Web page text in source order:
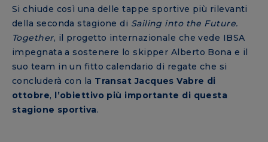
Si chiude così una delle tappe sportive più rilevanti
della seconda stagione di Sailing into the Future.
Together, il progetto internazionale che vede IBSA
impegnata a sostenere lo skipper Alberto Bona e il
suo team in un fitto calendario di regate che si
concluderà con la Transat Jacques Vabre di
ottobre,
l’obiettivo più importante di questa
stagione sportiva.